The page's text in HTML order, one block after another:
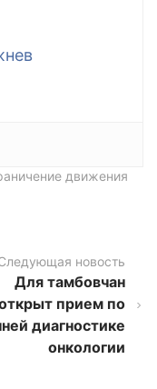
движения
новость
Для тамбовчан
прием по
диагностике
онкологии